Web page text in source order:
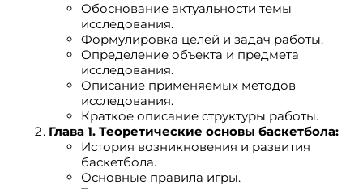
Обоснование актуальности темы
исследования.
Формулировка целей и задач работы.
Определение объекта и предмета
исследования.
Описание применяемых методов
исследования.
Краткое описание структуры работы.
Глава 1. Теоретические основы баскетбола:
История возникновения и развития
баскетбола.
Основные правила игры.